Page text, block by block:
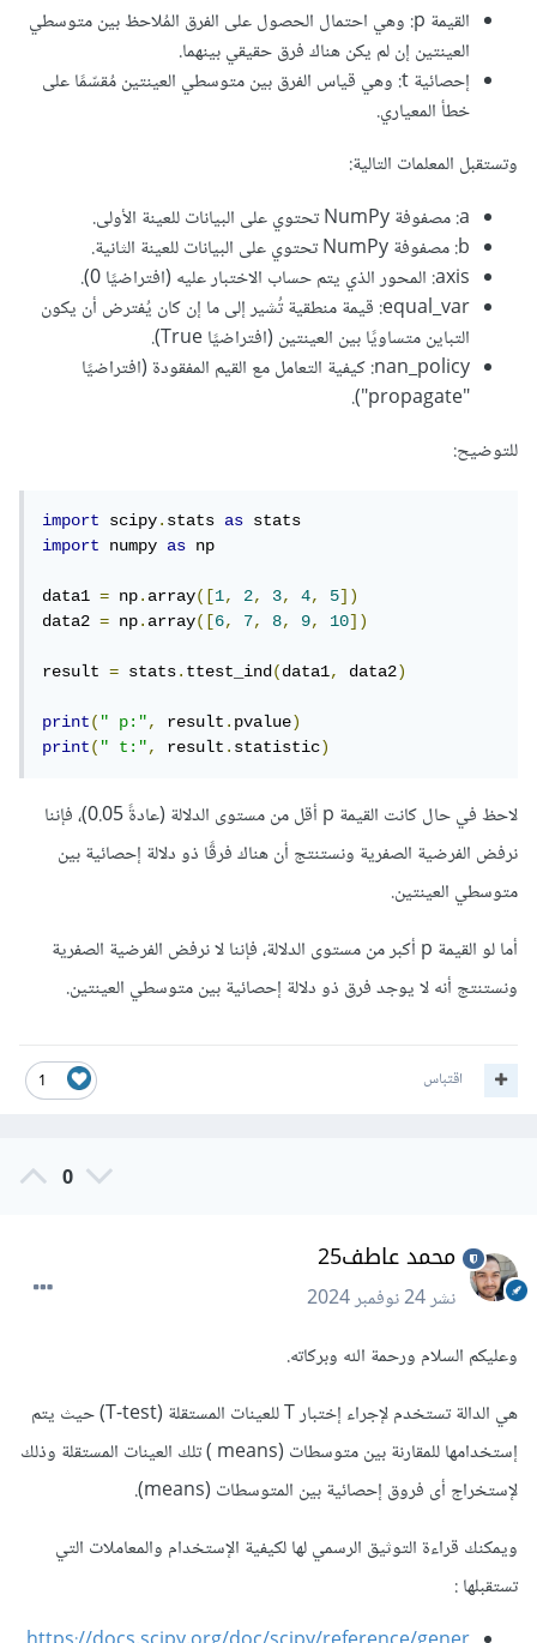
القيمة p: وهي احتمال الحصول على الفرق المُلاحظ بين متوسطي
العينتين إن لم يكن هناك فرق حقيقي بينهما.
إحصائية t: وهي قياس الفرق بين متوسطي العينتين مُقسّمًا على
خطأ المعياري.
وتستقبل المعلمات التالية:
a: مصفوفة NumPy تحتوي على البيانات للعينة الأولى.
b: مصفوفة NumPy تحتوي على البيانات للعينة الثانية.
axis: المحور الذي يتم حساب الاختبار عليه (افتراضيًا 0).
equal_var: قيمة منطقية تُشير إلى ما إن كان يُفترض أن يكون
التباين متساويًا بين العينتين (افتراضيًا True).
nan_policy: كيفية التعامل مع القيم المفقودة (افتراضيًا
"propagate").
للتوضيح:
import scipy.stats as
import
numpy as np
data1 = np.array([1, 2, 3, 4, 5])
data2 = np.array([6, 7, 8, 9, 10])
result = stats.ttest_ind(data1, data2)
print(" p:", result.pvalue)
print(" t:", result.statistic)
لاحظ في حال كانت القيمة p أقل من مستوى الدلالة (عادةً 0.05)، فإننا
نرفض الفرضية الصفرية ونستنتج أن هناك فرقًا ذو دلالة إحصائية بين
متوسطي العينتين.
أما لو القيمة p أكبر من مستوى الدلالة، فإننا لا نرفض الفرضية الصفرية
ونستنتج أنه لا يوجد فرق ذو دلالة إحصائية بين متوسطي العينتين.
1 اقتباس
0
محمد عاطف25
نشر24 نوفمبر 2024
وعليكم السلام ورحمة الله وبركاته.
هي الدالة تستخدم لإجراء إختبار T للعينات المستقلة (T-test) حيث يتم
إستخدامها للمقارنة بين متوسطات (means ) تلك العينات المستقلة وذلك
لإستخراج أى فروق إحصائية بين المتوسطات (means).
ويمكنك قراءة التوثيق الرسمي لها لكيفية الإستخدام والمعاملات التي
تستقبلها